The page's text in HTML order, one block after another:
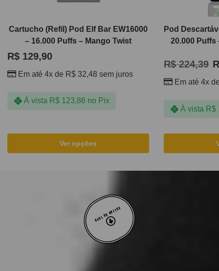
Cartucho (Refil) Pod Elf Bar EW16000
– 16.000 Puffs – Mango Twist
R$ 129,90
Em até 4x de R$ 32,48 sem juros
À vista R$123,86 no Pix
Ver opções
Pod
20.000 Puffs
R$224,39
Em até 4x
À vista R$
VOLTAR AO TOPO